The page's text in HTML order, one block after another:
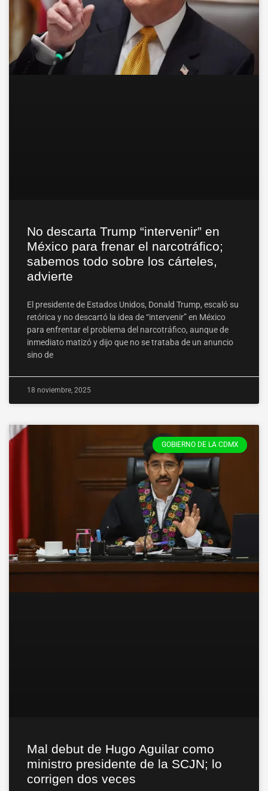
No descarta Trump “intervenir” en
México para frenar el narcotráfico;
sabemos todo sobre los cárteles,
advierte
El presidente de Estados Unidos, Donald Trump, escaló su
retórica y no descartó la idea de “intervenir” en México
para enfrentar el problema del narcotráfico, aunque de
inmediato matizó y dijo que no se trataba de un anuncio
sino de
18 noviembre, 2025
GOBIERNO DE LA CDMX
Mal debut de Hugo Aguilar como
ministro presidente de la SCJN; lo
corrigen dos veces